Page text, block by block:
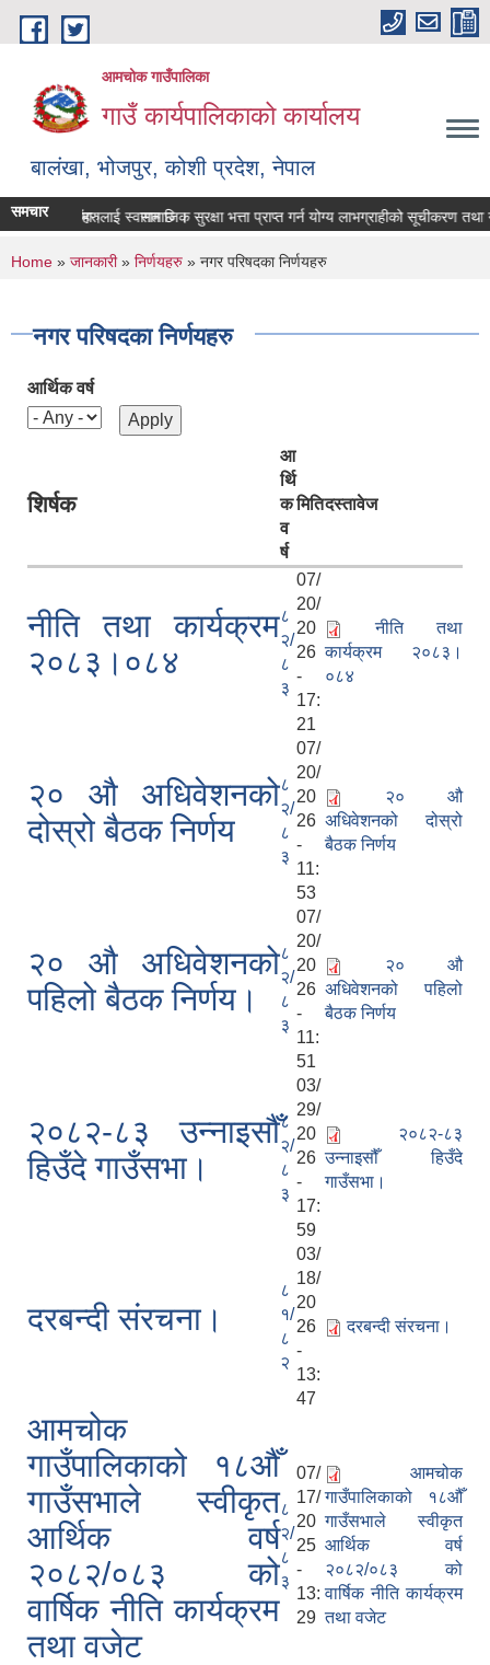
Skip to main content
आमचोक गाउँपालिका
गाउँ कार्यपालिकाको कार्यालय
बालंखा, भोजपुर, कोशी प्रदेश, नेपाल
मा यहाँहरुलाई स्वागत छ ।
समचार
गर्ने सम्बन्धमा। सामाजिक सुरक्षा भत्ता प्राप्‍त गर्न योग्य लाभग्राहीको सूचीकरण तथा
You are here
Home » जानकारी» निर्णयहरु » नगर परिषदका निर्णयहरु
नगर परिषदका निर्णयहरु
आर्थिक वर्ष
शिर्षक
आ
र्थि
क
व
र्ष
मितिदस्तावेज
नीति तथा कार्यक्रम
२०८३।०८४
८
२/
८
३
07/
20/
20
26
-
17:
21
नीति तथा
कार्यक्रम २०८३।
०८४
२० औ अधिवेशनको
दोस्रो बैठक निर्णय
८
२/
८
३
07/
20/
20
26
-
11:
53
२० औ
अधिवेशनको दोस्रो
बैठक निर्णय
२० औ अधिवेशनको
पहिलो बैठक निर्णय।
८
२/
८
३
07/
20/
20
26
-
11:
51
२० औ
अधिवेशनको पहिलो
बैठक निर्णय
२०८२-८३ उन्नाइसौँ
हिउँदे गाउँसभा।
८
२/
८
३
03/
29/
20
26
-
17:
59
२०८२-८३
उन्नाइसौँ हिउँदे
गाउँसभा।
दरबन्दी संरचना।
८
१/
८
२
03/
18/
20
26
-
13:
47
दरबन्दी संरचना।
आमचोक
गाउँपालिकाको १८औँ
गाउँसभाले स्वीकृत
आर्थिक वर्ष
२०८२/०८३ को
वार्षिक नीति कार्यक्रम
तथा वजेट
८
२/
८
३
07/
17/
20
25
-
13:
29
आमचोक
गाउँपालिकाको १८औँ
गाउँसभाले स्वीकृत
आर्थिक वर्ष
२०८२/०८३ को
वार्षिक नीति कार्यक्रम
तथा वजेट